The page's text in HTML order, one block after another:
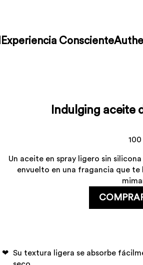
Experiencia Consciente
Indulging aceite
100
Un aceite en spray ligero sin
envuelto en una fragancia que
Su textura ligera se absorbe